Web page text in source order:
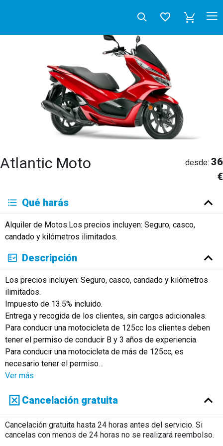
Atlantic Moto desde: 36
€
Deutsch English
Français
Italiano
Neerlandés
Русский
Qué harás
Alquiler de Motos.Los precios incluyen: Seguro, casco,
candado y kilómetros ilimitados.
Descripción
Los precios incluyen: Seguro, casco, candado y kilómetros
ilimitados.
Impuesto de 13.5% incluido.
Entrega y recogida de los clientes, sin cargos adicionales.
Para conducir una motocicleta de 125cc los clientes deben
tener el permiso de conducir B y 3 años de experiencia.
Para conducir una motocicleta de más de 125cc, es
necesario tener el permiso…
Ver más
Cancelación gratuita
Cancelación gratuita hasta 24 horas antes del servicio. Si
cancelas con menos de 24 horas no se realizará reembolso.